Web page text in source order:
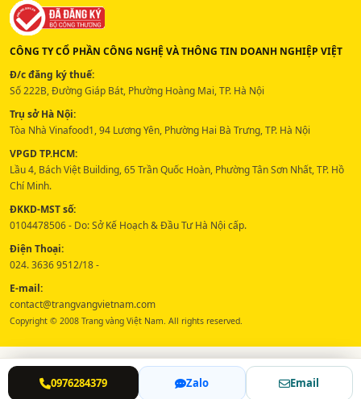
0976284379 Zalo Email
CÔNG TY CỔ PHẦN CÔNG NGHỆ VÀ THÔNG TIN DOANH NGHIỆP VIỆT
Đ/c đăng ký thuế:
Số 222B, Đường Giáp Bát, Phường Hoàng Mai, TP. Hà Nội
Trụ sở Hà Nội:
Tòa Nhà Vinafood1, 94 Lương Yên, Phường Hai Bà Trưng, TP. Hà Nội
VPGD TP.HCM:
Lầu 4, Bách Việt Building, 65 Trần Quốc Hoàn, Phường Tân Sơn Nhất, TP. Hồ
Chí Minh.
ĐKKD-MST số:
0104478506 - Do: Sở Kế Hoạch & Đầu Tư Hà Nội cấp.
Điện Thoại:
024. 3636 9512/18 -
E-mail:
contact@trangvangvietnam.com
Copyright © 2008 Trang vàng Việt Nam. All rights reserved.